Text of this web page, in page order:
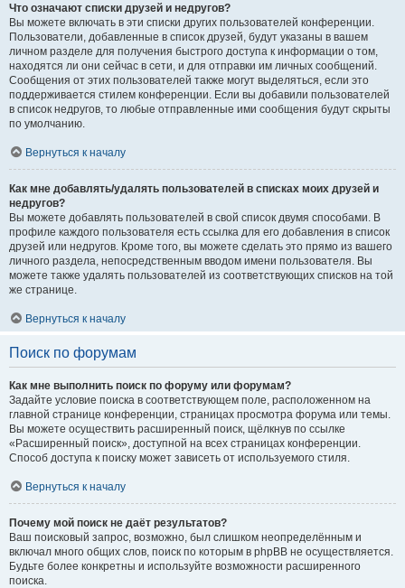
Что означают списки друзей и недругов?
Вы можете включать в эти списки других пользователей конференции.
Пользователи, добавленные в список друзей, будут указаны в вашем
личном разделе для получения быстрого доступа к информации о том,
находятся ли они сейчас в сети, и для отправки им личных сообщений.
Сообщения от этих пользователей также могут выделяться, если это
поддерживается стилем конференции. Если вы добавили пользователей
в список недругов, то любые отправленные ими сообщения будут скрыты
по умолчанию.
Вернуться к началу
Как мне добавлять/удалять пользователей в списках моих друзей и
недругов?
Вы можете добавлять пользователей в свой список двумя способами. В
профиле каждого пользователя есть ссылка для его добавления в список
друзей или недругов. Кроме того, вы можете сделать это прямо из вашего
личного раздела, непосредственным вводом имени пользователя. Вы
можете также удалять пользователей из соответствующих списков на той
же странице.
Вернуться к началу
Поиск по форумам
Как мне выполнить поиск по форуму или форумам?
Задайте условие поиска в соответствующем поле, расположенном на
главной странице конференции, страницах просмотра форума или темы.
Вы можете осуществить расширенный поиск, щёлкнув по ссылке
«Расширенный поиск», доступной на всех страницах конференции.
Способ доступа к поиску может зависеть от используемого стиля.
Вернуться к началу
Почему мой поиск не даёт результатов?
Ваш поисковый запрос, возможно, был слишком неопределённым и
включал много общих слов, поиск по которым в phpBB не осуществляется.
Будьте более конкретны и используйте возможности расширенного
поиска.